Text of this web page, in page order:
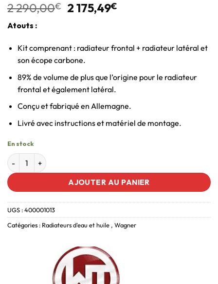
2 290,00€ 2 175,49€
Atouts :
Kit comprenant : radiateur frontal + radiateur latéral et
son écope carbone.
89% de volume de plus que l’origine pour le radiateur
frontal et également latéral.
Conçu et fabriqué en Allemagne.
Livré avec instructions et matériel de montage.
En stock
AJOUTER AU PANIER
UGS :400001013
Catégories : Radiateurs d'eau et huile , Wagner